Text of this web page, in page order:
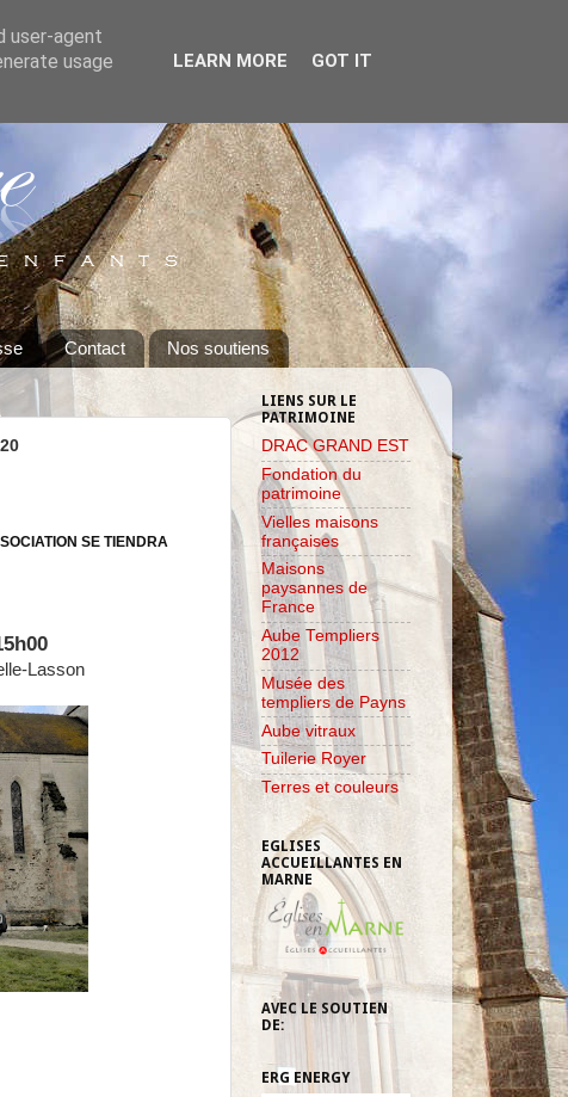
Contact Nos soutiens
SE TIENDRA
Lasson
LIENS SUR LE
PATRIMOINE
DRAC GRAND EST
Fondation du
patrimoine
Vielles maisons
françaises
Maisons
paysannes de
France
Aube Templiers
2012
Musée des
templiers de Payns
Aube vitraux
Tuilerie Royer
Terres et couleurs
EGLISES
ACCUEILLANTES EN
MARNE
AVEC LE SOUTIEN
DE:
ERG ENERGY
user-agent
usage
LEARN MORE GOT IT